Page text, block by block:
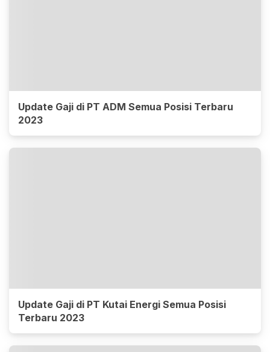
Update Gaji di PT ADM Semua Posisi Terbaru
2023
Update Gaji di PT Kutai Energi Semua Posisi
Terbaru 2023